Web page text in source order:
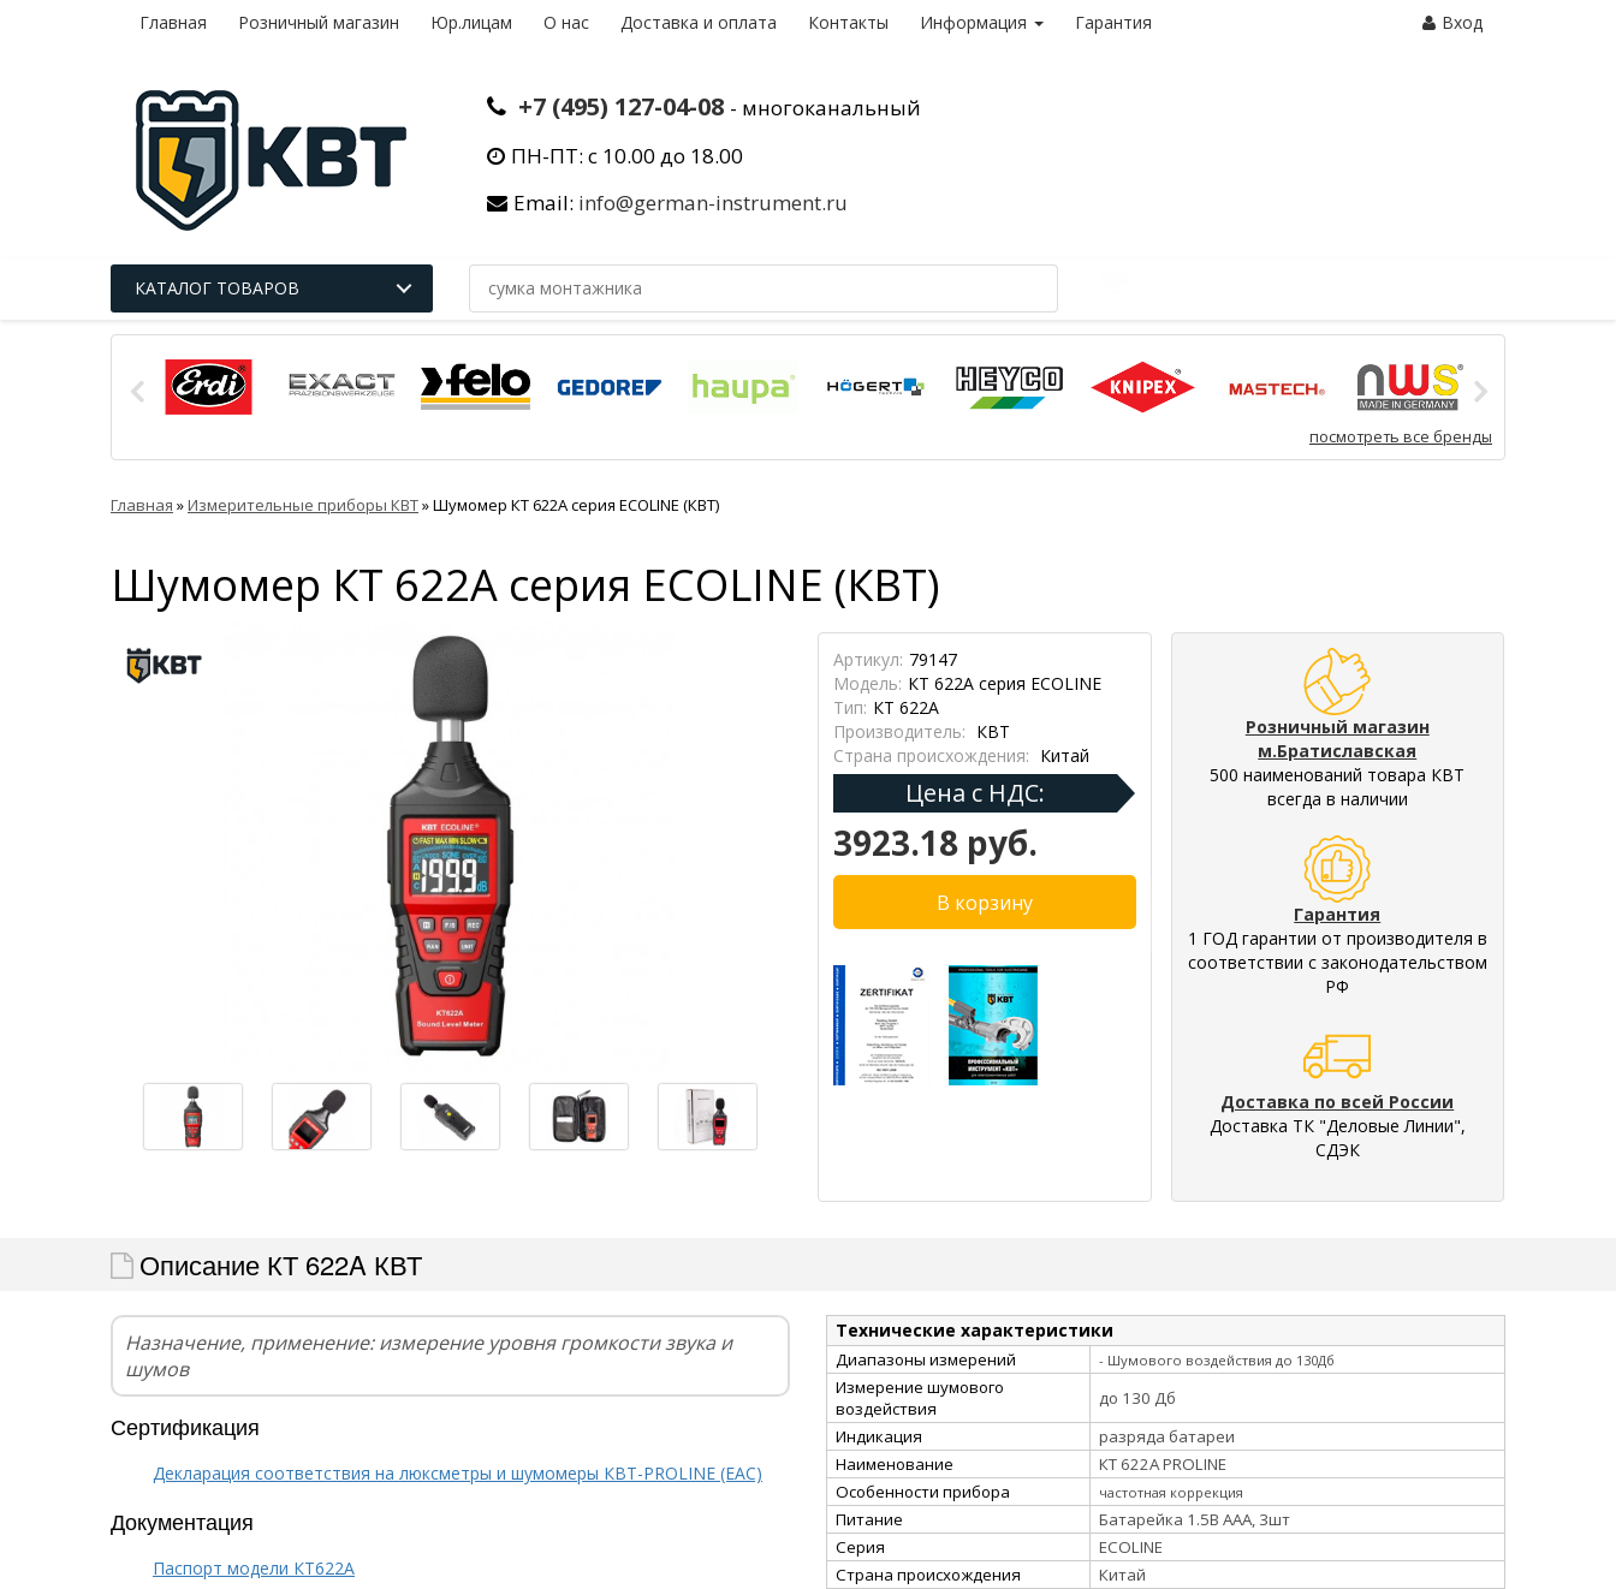
Главная Розничный магазин Юр.лицам О нас Доставка и оплата Контакты Информация Гарантия Вход
+7 (495) 127-04-08 - многоканальный
ПН-ПТ: с 10.00 до 18.00
Email: info@german-instrument.ru
КАТАЛОГ ТОВАРОВ
посмотреть все бренды
Главная »Измерительные приборы КВТ»Шумомер КТ 622A серия ECOLINE (КВТ)
Шумомер КТ 622A серия ECOLINE (КВТ)
Артикул: 79147
Модель: КТ 622A серия ECOLINE
Тип: КТ 622A
Производитель: КВТ
Страна происхождения: Китай
Цена с НДС:
3923.18 руб.
Розничный магазин
м.Братиславская
500 наименований товара КВТ
всегда в наличии
Гарантия
1 ГОД гарантии от производителя в
соответствии с законодательством
РФ
Доставка по всей России
Доставка ТК "Деловые Линии",
СДЭК
Описание КТ 622A КВТ
Назначение, применение: измерение уровня громкости звука и
шумов
Сертификация
Декларация соответствия на люксметры и шумомеры КВТ-PROLINE (EAC)
Документация
Паспорт модели КТ622A
Технические характеристики
Диапазоны измерений - Шумового воздействия до 130Дб
Измерение шумового
воздействия
до 130 Дб
Индикация
разряда батареи
Наименование
КТ 622A PROLINE
Особенности прибора
частотная коррекция
Питание
Батарейка 1.5В ААА, 3шт
Серия
ECOLINE
Страна происхождения
Китай